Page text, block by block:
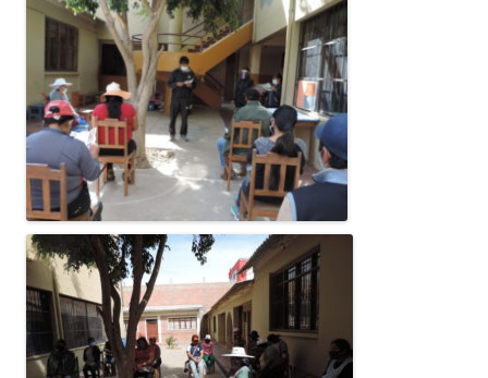
SUPORT TERCER SECTOR
CONEIX FUNDESPLAI
La Fundació